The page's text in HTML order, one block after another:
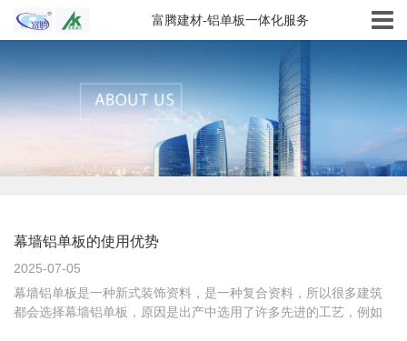
幕墙铝单板的使用优势
2025-07-05
幕墙铝单板是一种新式装饰资料，是一种复合资料，所以很多建筑
都会选择幕墙铝单板，原因是出产中选用了许多先进的工艺，例如
富腾建材-铝单板一体化服务